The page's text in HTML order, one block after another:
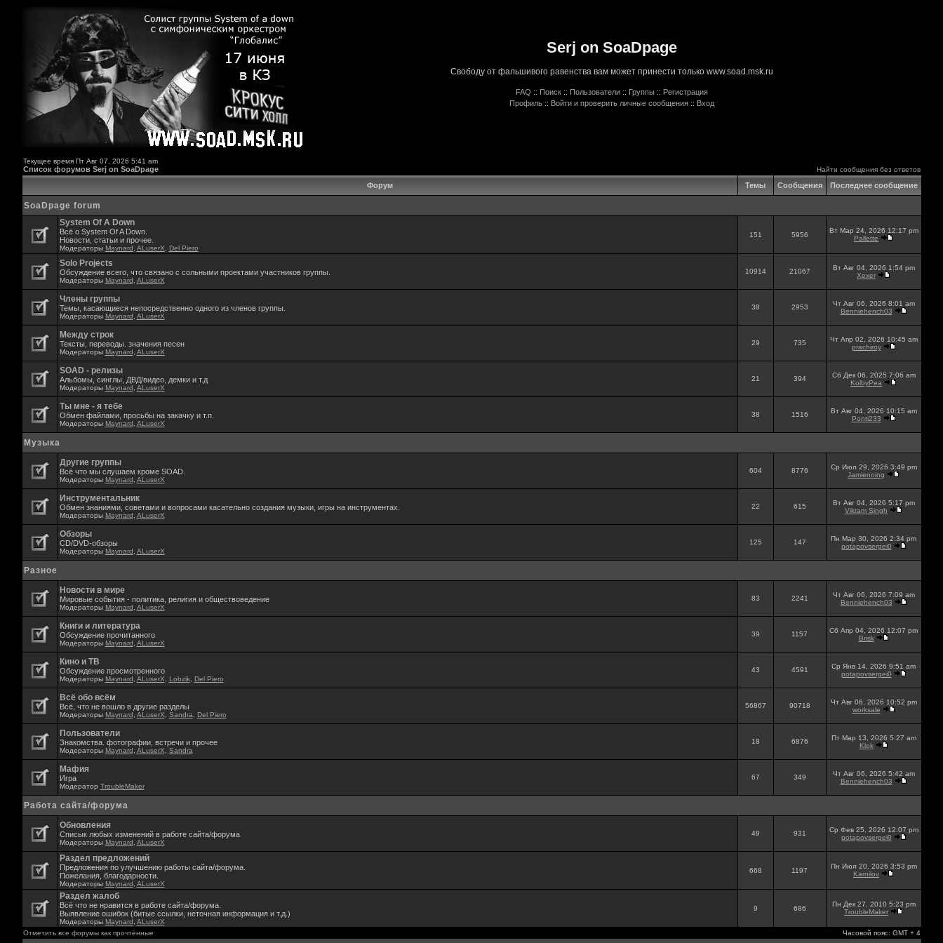
Serj on SoaDpage
Свободу от фальшивого равенства вам может принести только www.soad.msk.ru
FAQ :: Поиск :: Пользователи :: Группы :: Регистрация
Профиль :: Войти и проверить личные сообщения :: Вход
Текущее время Пт Авг 07, 2026 5:41 am
Список форумов Serj on SoaDpage Найти сообщения без ответов
Форум Темы Сообщения Последнее сообщение
SoaDpage forum
System Of A Down
Всё о System Of A Down.
Новости, статьи и прочее.
Модераторы Maynard ALuserX Del Piero
151 5956
Вт Мар 24, 2026 12:17 pm
Pallette
Solo Projects
Обсуждение всего, что связано с сольными проектами участников группы.
Модераторы Maynard ALuserX
10914 21067
Вт Авг 04, 2026 1:54 pm
Xexer
Члены группы
Темы, касающиеся непосредственно одного из членов группы.
Модераторы Maynard ALuserX
38 2953
Чт Авг 06, 2026 8:01 am
Benniehench03
Между строк
Тексты, переводы. значения песен
Модераторы Maynard ALuserX
29 735
Чт Апр 02, 2026 10:45 am
prachiroy
SOAD - релизы
Альбомы, синглы, ДВД/видео, демки и т.д
Модераторы Maynard ALuserX
21 394
Сб Дек 06, 2025 7:06 am
KolbyPea
Ты мне - я тебе
Обмен файлами, просьбы на закачку и т.п.
Модераторы Maynard ALuserX
38 1516
Вт Авг 04, 2026 10:15 am
Ponti233
Музыка
Другие группы
Всё что мы слушаем кроме SOAD.
Модераторы Maynard ALuserX
604 8776
Ср Июл 29, 2026 3:49 pm
Jamienning
Инструментальник
Обмен знаниями, советами и вопросами касательно создания музыки, игры на инструментах.
Модераторы Maynard ALuserX
22 615
Вт Авг 04, 2026 5:17 pm
Vikram Singh
Обзоры
CD/DVD-обзоры
Модераторы Maynard ALuserX
125 147
Пн Мар 30, 2026 2:34 pm
potapovsergei0
Разное
Новости в мире
Мировые события - политика, религия и обществоведение
Модераторы Maynard ALuserX
83 2241
Чт Авг 06, 2026 7:09 am
Benniehench03
Книги и литература
Обсуждение прочитанного
Модераторы Maynard ALuserX
39 1157
Сб Апр 04, 2026 12:07 pm
Brisk
Кино и ТВ
Обсуждение просмотренного
Модераторы Maynard ALuserX Lobzik, Del Piero
43 4591
Ср Янв 14, 2026 9:51 am
potapovsergei0
Всё обо всём
Всё, что не вошло в другие разделы
Модераторы Maynard ALuserX Sandra Del Piero
56867 90718
Чт Авг 06, 2026 10:52 pm
worksale
Пользователи
Знакомства. фотографии, встречи и прочее
Модераторы Maynard ALuserX Sandra
18 6876
Пт Мар 13, 2026 5:27 am
Klok
Мафия
Игра
Модератор TroubleMaker
67 349
Чт Авг 06, 2026 5:42 am
Benniehench03
Работа сайта/форума
Обновления
Списык любых изменений в работе сайта/форума
Модераторы Maynard ALuserX
49 931
Ср Фев 25, 2026 12:07 pm
potapovsergei0
Раздел предложений
Предложения по улучшению работы сайта/форума.
Пожелания, благодарности.
Модераторы Maynard ALuserX
668 1197
Пн Июл 20, 2026 3:53 pm
Karnilov
Раздел жалоб
Всё что не нравится в работе сайта/форума.
Выявление ошибок (битые ссылки, неточная информация и т.д.)
Модераторы Maynard ALuserX
9 686
Пн Дек 27, 2010 5:23 pm
TroubleMaker
Отметить все форумы как прочтённые Часовой пояс: GMT + 4